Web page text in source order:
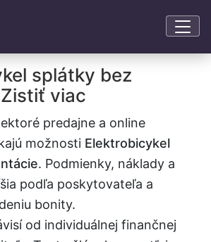
splátky bez
viac
predajne a online
možnosti Elektrobicykel
. Podmienky, náklady a
podľa poskytovateľa a
bonity.
od individuálnej finančnej